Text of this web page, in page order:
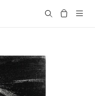
搜尋